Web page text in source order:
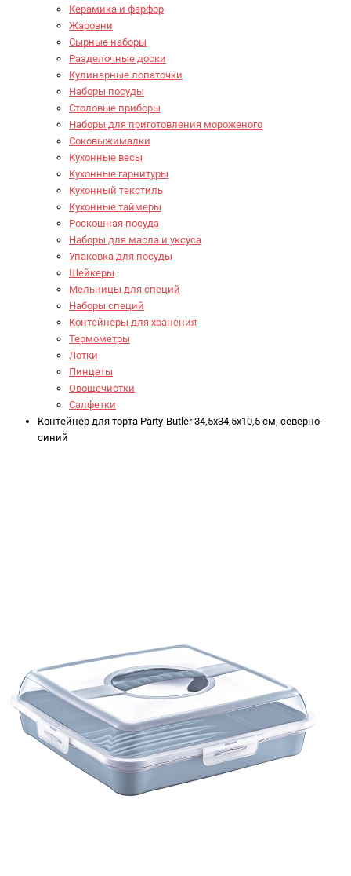
Керамика и фарфор
Жаровни
Сырные наборы
Разделочные доски
Кулинарные лопаточки
Наборы посуды
Столовые приборы
Наборы для приготовления мороженого
Соковыжималки
Кухонные весы
Кухонные гарнитуры
Кухонный текстиль
Кухонные таймеры
Роскошная посуда
Наборы для масла и уксуса
Упаковка для посуды
Шейкеры
Мельницы для специй
Наборы специй
Контейнеры для хранения
Термометры
Лотки
Пинцеты
Овощечистки
Салфетки
Контейнер для торта Party-Butler 34,5x34,5x10,5 см, северно-
синий